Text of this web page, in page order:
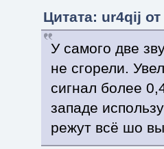
Цитата: ur4qij
У самого две
не сгорели.
сигнал более
западе
режут всё шо